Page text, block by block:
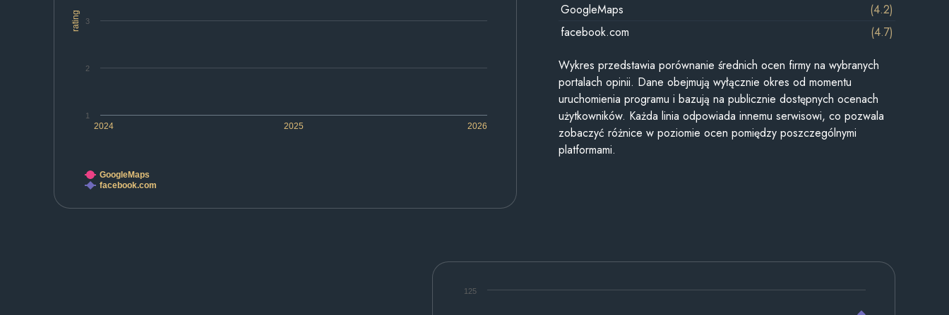
rating
2024 2025 2026
1
2
3
GoogleMaps
facebook.com
GoogleMaps
(4.2)
facebook.com
(4.7)
Wykres przedstawia porównanie średnich ocen firmy na wybranych
portalach opinii. Dane obejmują wyłącznie okres od momentu
uruchomienia programu i bazują na publicznie dostępnych ocenach
użytkowników. Każda linia odpowiada innemu serwisowi, co pozwala
zobaczyć różnice w poziomie ocen pomiędzy poszczególnymi
platformami.
125